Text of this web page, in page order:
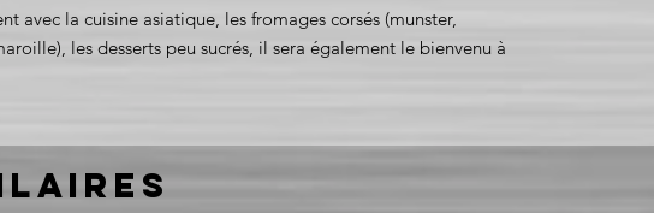
avec la cuisine asiatique, les fromages corsés (munster,
les desserts peu sucrés, il sera également le bienvenu à